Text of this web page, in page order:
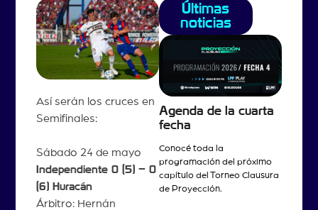
Así serán los cruces en
Semifinales:
Sábado 24 de mayo
Independiente 0 (5) – 0
(6) Huracán
Árbitro: Hernán
Últimas
noticias
Agenda de la cuarta
fecha
Conocé toda la
programación del próximo
capítulo del Torneo Clausura
de Proyección.